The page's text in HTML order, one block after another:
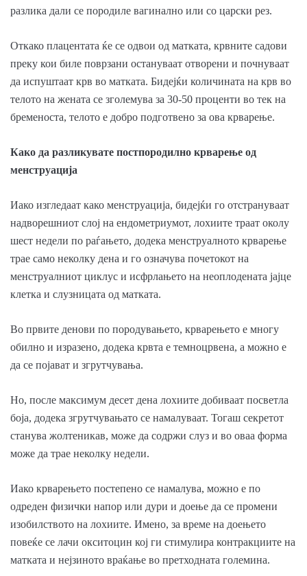
разлика дали се породиле вагинално или со царски рез.
Откако плацентата ќе се одвои од матката, крвните садови
преку кои биле поврзани остануваат отворени и почнуваат
да испуштаат крв во матката. Бидејќи количината на крв во
телото на жената се зголемува за 30-50 проценти во тек на
бременоста, телото е добро подготвено за ова крварење.
Како да разликувате постпородилно крварење од
менструација
Иако изгледаат како менструација, бидејќи го отстрануваат
надворешниот слој на ендометриумот, лохиите траат околу
шест недели по раѓањето, додека менструалното крварење
трае само неколку дена и го означува почетокот на
менструалниот циклус и исфрлањето на неоплодената јајце
клетка и слузницата од матката.
Во првите денови по породувањето, крварењето е многу
обилно и изразено, додека крвта е темноцрвена, а можно е
да се појават и згрутчувања.
Но, после максимум десет дена лохиите добиваат посветла
боја, додека згрутчувањато се намалуваат. Тогаш секретот
станува жолтеникав, може да содржи слуз и во оваа форма
може да трае неколку недели.
Иако крварењето постепено се намалува, можно е по
одреден физички напор или дури и доење да се промени
изобилството на лохиите. Имено, за време на доењето
повеќе се лачи окситоцин кој ги стимулира контракциите на
матката и нејзиното враќање во претходната големина.